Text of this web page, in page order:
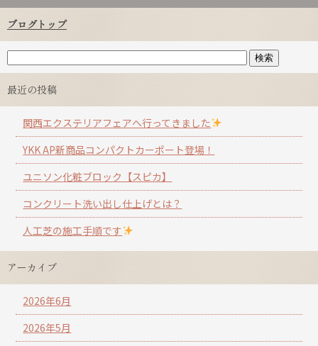
ブログトップ
最近の投稿
関西エクステリアフェアへ行ってきました
YKK AP新商品コンパクトカーポート登場！
ユニソン化粧ブロック【スピカ】
コンクリート洗い出し仕上げとは？
人工芝の施工手順です
アーカイブ
2026年6月
2026年5月